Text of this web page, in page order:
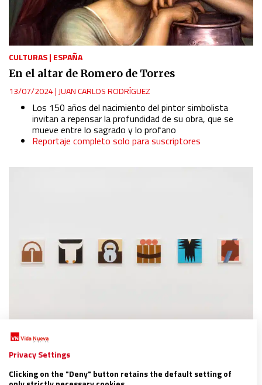
CULTURAS| ESPAÑA
En el altar de Romero de Torres
13/07/2024| JUAN CARLOS RODRÍGUEZ
Los 150 años del nacimiento del pintor simbolista
invitan a repensar la profundidad de su obra, que se
mueve entre lo sagrado y lo profano
Reportaje completo solo para suscriptores
CULTURAS|
El santoral geométrico
29/06/2024|JUAN CARLOS RODRÍGUEZ
Privacy Settings
Clicking on the "Deny" button retains the default setting of